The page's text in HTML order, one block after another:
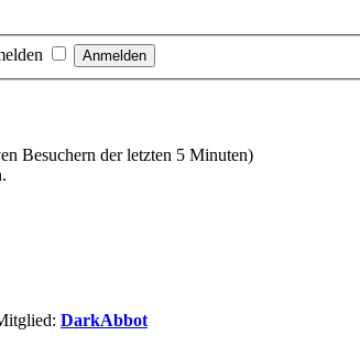
Besuchern der letzten 5 Minuten)
DarkAbbot